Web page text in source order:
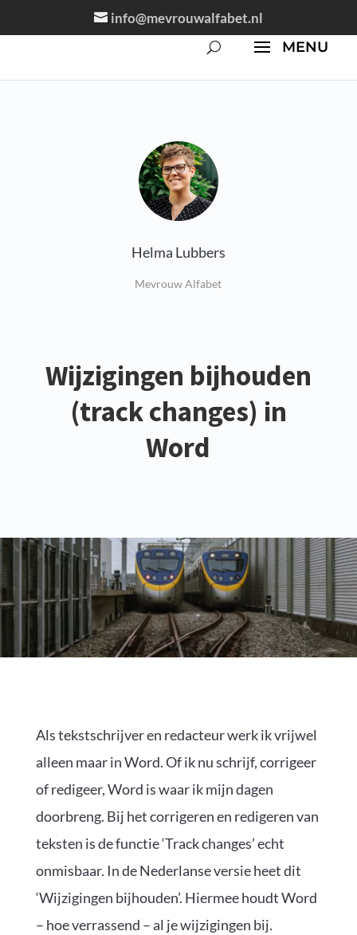
info@mevrouwalfabet.nl
Helma Lubbers
Mevrouw Alfabet
Wijzigingen bijhouden
(track changes) in
Word
Als tekstschrijver en redacteur werk ik vrijwel
alleen maar in Word. Of ik nu schrijf, corrigeer
of redigeer, Word is waar ik mijn dagen
doorbreng. Bij het corrigeren en redigeren van
teksten is de functie ‘Track changes’ echt
onmisbaar. In de Nederlanse versie heet dit
‘Wijzigingen bijhouden’. Hiermee houdt Word
– hoe verrassend – al je wijzigingen bij.